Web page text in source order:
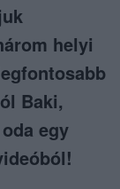
helyi
Baki,
egy